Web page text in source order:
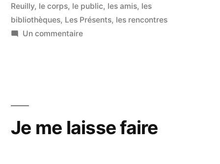
Reuilly, le corps, le public, les amis, les
bibliothèques, Les Présents, les rencontres
Un commentairesur
Je me laisse faire